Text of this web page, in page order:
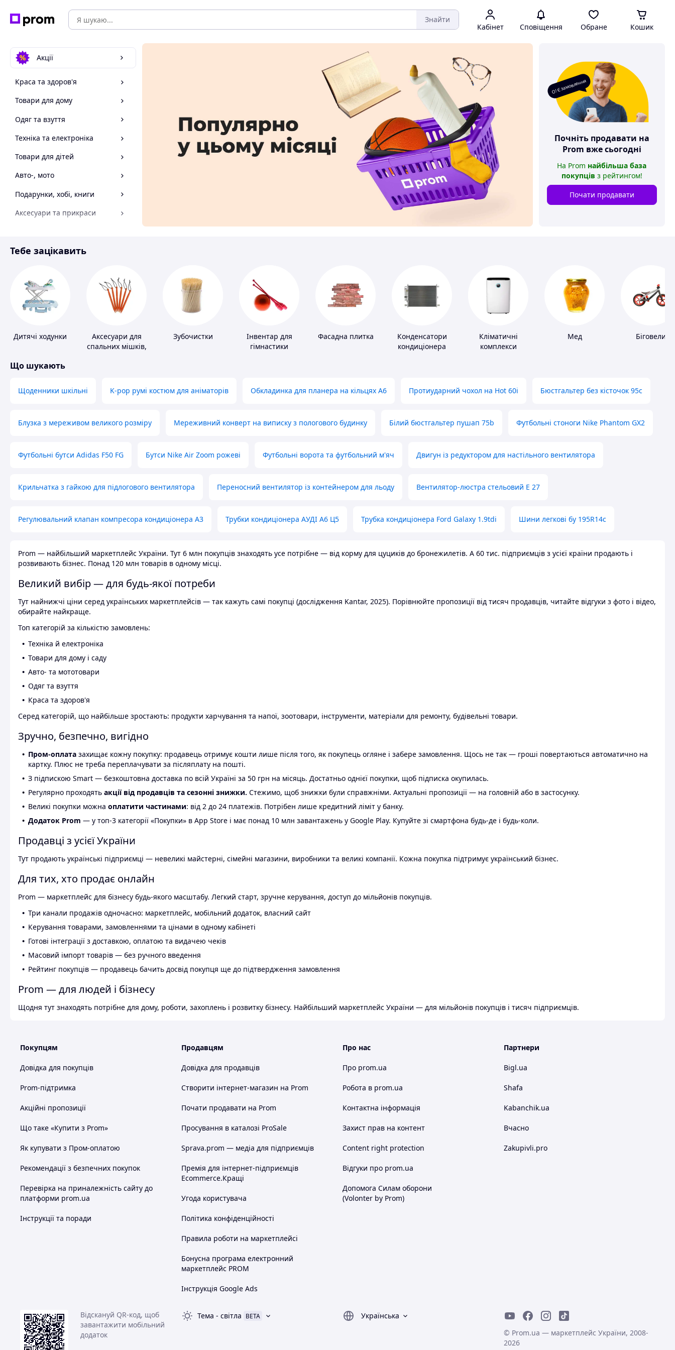
Знайти
Кабінет Сповіщення Обране Кошик
Акції
Краса та здоров'я
Товари для дому
Одяг та взуття
Техніка та електроніка
Товари для дітей
Авто-, мото
Подарунки, хобі, книги
Аксесуари та прикраси
Спорт і відпочинок
О! Є замовлення
Почніть продавати на
Prom вже сьогодні
На Prom найбільша база
покупців з рейтингом!
Почати продавати
Тебе зацікавить
Дитячі ходунки
Аксесуари для
спальних мішків,
Зубочистки
Інвентар для
гімнастики
Фасадна плитка
Конденсатори
кондиціонера
Кліматичні
комплекси
Мед Біговели
Що шукають
Щоденники шкільні K-pop румі костюм для аніматорів Обкладинка для планера на кільцях А6 Протиударний чохол на Hot 60i Бюстгальтер без кісточок 95с
Блузка з мереживом великого розміру Мереживний конверт на виписку з пологового будинку Білий бюстгальтер пушап 75b Футбольні стоноги Nike Phantom GX2
Футбольні бутси Adidas F50 FG Бутси Nike Air Zoom рожеві Футбольні ворота та футбольний м'яч Двигун із редуктором для настільного вентилятора
Крильчатка з гайкою для підлогового вентилятора Переносний вентилятор із контейнером для льоду Вентилятор-люстра стельовий E 27
Регулювальний клапан компресора кондиціонера А3 Трубки кондиціонера АУДІ А6 Ц5 Трубка кондиціонера Ford Galaxy 1.9tdi Шини легкові бу 195R14c
Prom — найбільший маркетплейс України. Тут 6 млн покупців знаходять усе потрібне — від корму для цуциків до бронежилетів. А 60 тис. підприємців з усієї країни продають і
розвивають бізнес. Понад 120 млн товарів в одному місці.
Великий вибір — для будь-якої потреби
Тут найнижчі ціни серед українських маркетплейсів — так кажуть самі покупці (дослідження Kantar, 2025). Порівнюйте пропозиції від тисяч продавців, читайте відгуки з фото і відео,
обирайте найкраще.
Топ категорій за кількістю замовлень:
Техніка й електроніка
Товари для дому і саду
Авто- та мототовари
Одяг та взуття
Краса та здоров'я
Серед категорій, що найбільше зростають: продукти харчування та напої, зоотовари, інструменти, матеріали для ремонту, будівельні товари.
Зручно, безпечно, вигідно
Пром-оплата захищає кожну покупку: продавець отримує кошти лише після того, як покупець огляне і забере замовлення. Щось не так — гроші повертаються автоматично на
картку. Плюс не треба переплачувати за післяплату на пошті.
З підпискою Smart — безкоштовна доставка по всій Україні за 50 грн на місяць. Достатньо однієї покупки, щоб підписка окупилась.
Регулярно проходять акції від продавців та сезонні знижки. Стежимо, щоб знижки були справжніми. Актуальні пропозиції — на головній або в застосунку.
Великі покупки можна оплатити частинами: від 2 до 24 платежів. Потрібен лише кредитний ліміт у банку.
Додаток Prom — у топ-3 категорії «Покупки» в App Store і має понад 10 млн завантажень у Google Play. Купуйте зі смартфона будь-де і будь-коли.
Продавці з усієї України
Тут продають українські підприємці — невеликі майстерні, сімейні магазини, виробники та великі компанії. Кожна покупка підтримує український бізнес.
Для тих, хто продає онлайн
Prom — маркетплейс для бізнесу будь-якого масштабу. Легкий старт, зручне керування, доступ до мільйонів покупців.
Три канали продажів одночасно: маркетплейс, мобільний додаток, власний сайт
Керування товарами, замовленнями та цінами в одному кабінеті
Готові інтеграції з доставкою, оплатою та видачею чеків
Масовий імпорт товарів — без ручного введення
Рейтинг покупців — продавець бачить досвід покупця ще до підтвердження замовлення
Prom — для людей і бізнесу
Щодня тут знаходять потрібне для дому, роботи, захоплень і розвитку бізнесу. Найбільший маркетплейс України — для мільйонів покупців і тисяч підприємців.
Покупцям
Довідка для покупців
Prom-підтримка
Акційні пропозиції
Що таке «Купити з Prom»
Як купувати з Пром-оплатою
Рекомендації з безпечних покупок
Перевірка на приналежність сайту до
платформи prom.ua
Інструкції та поради
Продавцям
Довідка для продавців
Створити інтернет-магазин на Prom
Почати продавати на Prom
Просування в каталозі ProSale
Sprava.prom — медіа для підприємців
Премія для інтернет-підприємців
Ecommerce.Кращі
Угода користувача
Політика конфіденційності
Правила роботи на маркетплейсі
Бонусна програма електронний
маркетплейс PROM
Інструкція Google Ads
Про нас
Про prom.ua
Робота в prom.ua
Контактна інформація
Захист прав на контент
Content right protection
Відгуки про prom.ua
Допомога Силам оборони
(Volonter by Prom)
Партнери
Bigl.ua
Shafa
Kabanchik.ua
Вчасно
Zakupivli.pro
Відскануй QR-код, щоб
завантажити мобільний
додаток
Тема - світла BETA
Українська
© Prom.ua — маркетплейс України, 2008-
2026